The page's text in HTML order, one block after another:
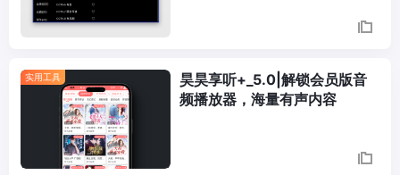
实用工具
昊昊享听+_5.0|解锁会员版音
频播放器，海量有声内容